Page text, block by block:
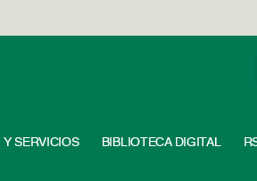
Y SERVICIOS BIBLIOTECA DIGITAL